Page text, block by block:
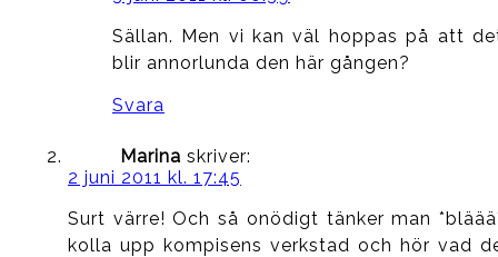
Sällan. Men vi kan väl hoppas på att
blir annorlunda den här gången?
Svara
Marina skriver:
2 juni 2011 kl. 17:45
Surt värre! Och så onödigt tänker man
kolla upp kompisens verkstad och hör vad